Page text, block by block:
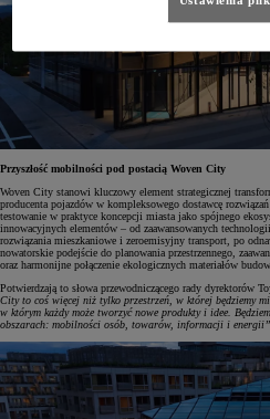
Przyszłość mobilności pod postacią Woven City
Woven City stanowi kluczowy element strategicznej
producenta pojazdów w kompleksowego dostawcę
testowanie w praktyce koncepcji miasta jako spójnego
innowacyjnych elementów – od zaawansowanych
rozwiązania mieszkaniowe i zeroemisyjny transport, po
nowatorskie podejście do planowania przestrzennego,
oraz harmonijne połączenie ekologicznych materiałów
Potwierdzają to słowa przewodniczącego rady dyrektorów
City to coś więcej niż tylko przestrzeń, w której będziemy
w którym każdy może tworzyć nowe produkty i idee.
obszarach: mobilności osób, towarów, informacji i